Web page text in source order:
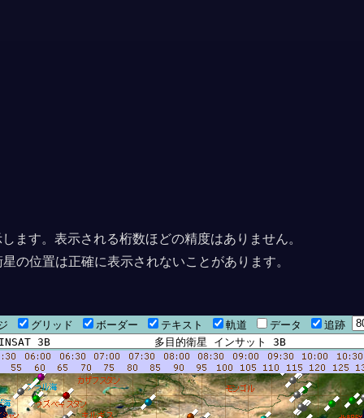
ます。表示される桁数ほどの精度はありません。
の位置は正確に表示されないことがあります。
グリッド ボーダー テキスト 軌道 データ 追跡